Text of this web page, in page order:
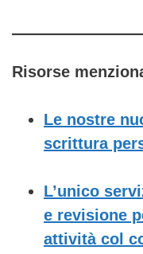
Risorse
Le nostre
scrittura
L’unico
e revisione
attività col